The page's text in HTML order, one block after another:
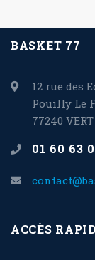
BASKET 77
12 rue des
Pouilly Le
77240
01 60 63
ACCÈS